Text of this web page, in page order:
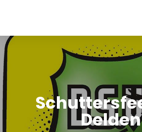
Delden